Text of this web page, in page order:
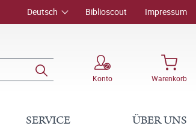
Deutsch Biblioscout Impressum
Konto Warenkorb
SERVICE ÜBER UNS